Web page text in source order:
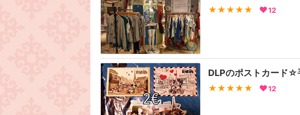
★★★★★ 12
DLPのポストカード☆
★★★★★ 12